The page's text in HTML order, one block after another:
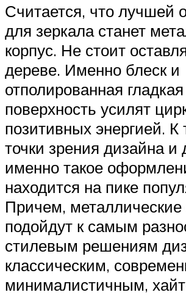
Считается, что лучшей
для зеркала станет
корпус. Не стоит
дереве. Именно блеск и
отполированная гладкая
поверхность усилят
позитивных энергией. К
точки зрения дизайна и
именно такое
находится на пике
Причем,
подойдут к самым
стилевым решениям
классическим,
минималистичным,